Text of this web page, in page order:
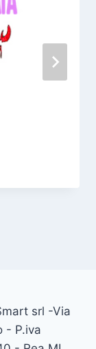
srl -Via
- P.iva